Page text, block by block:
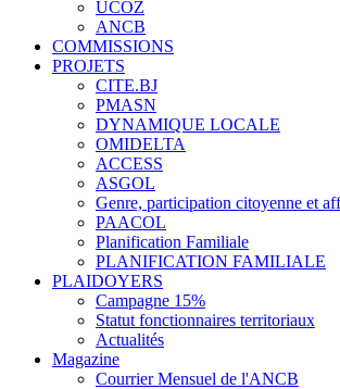
UCOZ
ANCB
COMMISSIONS
PROJETS
CITE.BJ
PMASN
DYNAMIQUE LOCALE
OMIDELTA
ACCESS
ASGOL
Genre, participation citoyenne et
PAACOL
Planification Familiale
PLANIFICATION FAMILIALE
PLAIDOYERS
Campagne 15%
Statut fonctionnaires territoriaux
Actualités
Magazine
Courrier Mensuel de l'ANCB